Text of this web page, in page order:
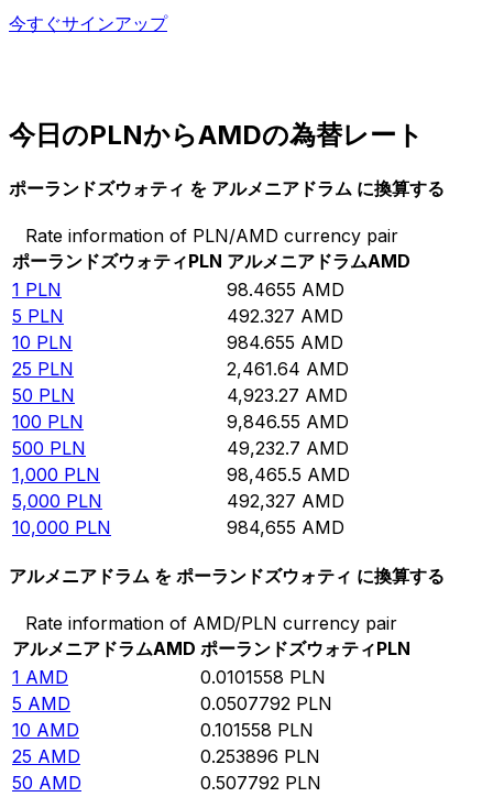
今すぐサインアップ
今日のPLNからAMDの為替レート
ポーランドズウォティ を アルメニアドラム に換算する
Rate information of PLN/AMD currency pair
ポーランドズウォティPLN アルメニアドラムAMD
1 PLN 98.4655 AMD
5 PLN 492.327 AMD
10 PLN 984.655 AMD
25 PLN 2,461.64 AMD
50 PLN 4,923.27 AMD
100 PLN 9,846.55 AMD
500 PLN 49,232.7 AMD
1,000 PLN 98,465.5 AMD
5,000 PLN 492,327 AMD
10,000 PLN 984,655 AMD
アルメニアドラム を ポーランドズウォティ に換算する
Rate information of AMD/PLN currency pair
アルメニアドラムAMD ポーランドズウォティPLN
1 AMD 0.0101558 PLN
5 AMD 0.0507792 PLN
10 AMD 0.101558 PLN
25 AMD 0.253896 PLN
50 AMD 0.507792 PLN